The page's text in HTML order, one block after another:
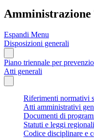
Amministrazione
Espandi Menu
Disposizioni generali
Piano triennale per
Atti generali
Riferimenti normativi
Atti amministrativi
Documenti di
Statuti e leggi regionali
Codice disciplinare e